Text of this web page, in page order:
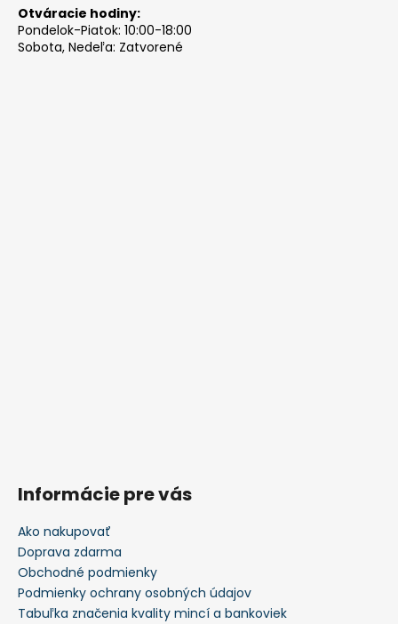
Otváracie hodiny:
Pondelok-Piatok: 10:00-18:00
Sobota, Nedeľa: Zatvorené
Informácie pre vás
Ako nakupovať
Doprava zdarma
Obchodné podmienky
Podmienky ochrany osobných údajov
Tabuľka značenia kvality mincí a bankoviek